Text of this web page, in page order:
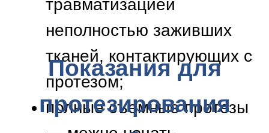
Протезирование зубов
выполняется поэтапно:
первичная консультация
стоматолога-ортопеда —